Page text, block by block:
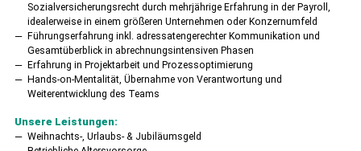
Sozialversicherungsrecht durch mehrjährige Erfahrung in der Payroll,
idealerweise in einem größeren Unternehmen oder Konzernumfeld
Führungserfahrung inkl. adressatengerechter Kommunikation und
Gesamtüberblick in abrechnungsintensiven Phasen
Erfahrung in Projektarbeit und Prozessoptimierung
Hands-on-Mentalität, Übernahme von Verantwortung und
Weiterentwicklung des Teams
Unsere Leistungen:
Weihnachts-, Urlaubs- & Jubiläumsgeld